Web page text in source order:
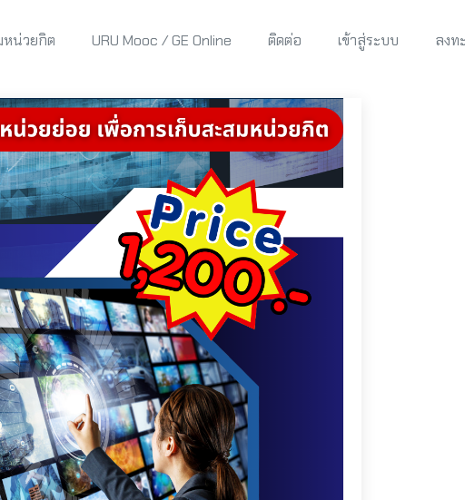
น่วยกิต URU Mooc / GE Online ติดต่อ เข้าสู่ระบบ ลงท